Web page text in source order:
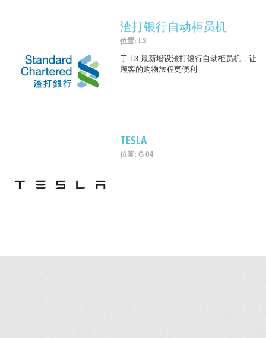
渣打银行自动柜员机
位置: L3
于 L3 最新增设渣打银行自动柜员机，让
顾客的购物旅程更便利
TESLA
位置: G 04